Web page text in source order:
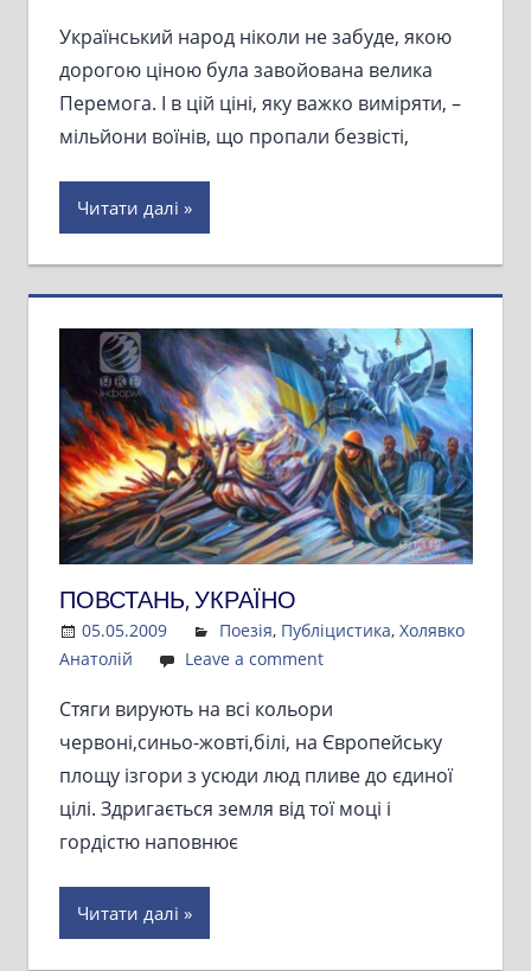
Український народ ніколи не забуде, якою
дорогою ціною була завойована велика
Перемога. І в цій ціні, яку важко виміряти, –
мільйони воїнів, що пропали безвісті,
Читати далі
ПОВСТАНЬ, УКРАЇНО
05.05.2009 Admin
Поезія, Публіцистика, Холявко
Анатолій
Leave a comment
Стяги вирують на всі кольори
червоні,синьо-жовті,білі, на Європейську
площу ізгори з усюди люд пливе до єдиної
цілі. Здригається земля від тої моці і
гордістю наповнює
Читати далі